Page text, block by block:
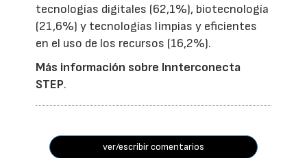
tecnologías digitales (62,1%), biotecnología
(21,6%) y tecnologías limpias y eficientes
en el uso de los recursos (16,2%).
Más información sobre Innterconecta
STEP.
ver/escribir comentarios